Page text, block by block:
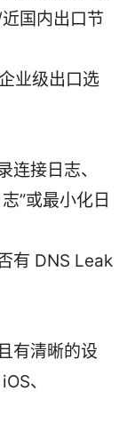
国内出口节
业级出口选
连接日志、
”或最小化日
有 DNS Leak
有清晰的设
、